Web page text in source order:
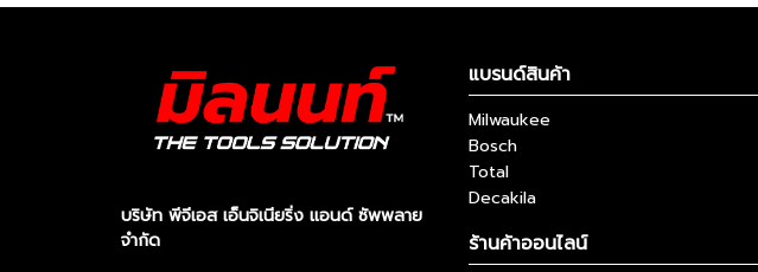
บริษัท พีจีเอส เอ็นจิเนียริ่ง แอนด์ ซัพพลาย
จำกัด
แบรนด์สินค้า
Milwaukee
Bosch
Total
Decakila
ร้านค้าออนไลน์